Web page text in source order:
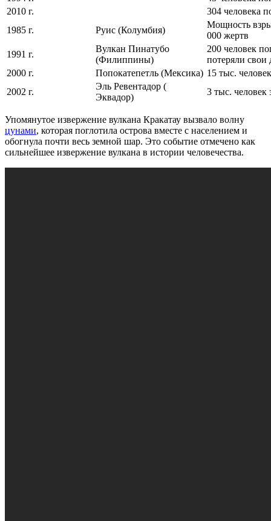
2010 г.
304 человека
1985 г.
Руис (Колумбия)
Мощность
000 жертв
1991 г.
Вулкан Пинатубо
(Филиппины)
200 человек
потеряли свои
2000 г.
Попокатепетль (Мексика) 15 тыс.
2002 г.
Эль Ревентадор (
Эквадор)
3 тыс. человек
Упомянутое извержение вулкана Кракатау вызвало волну
цунами, которая поглотила острова вместе с населением и
обогнула почти весь земной шар. Это событие отмечено как
сильнейшее извержение вулкана в истории человечества.